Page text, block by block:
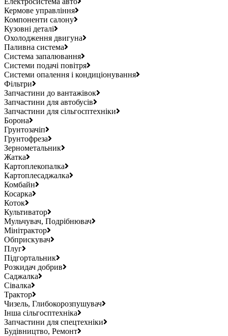
Кермове управління
Компоненти салону
Кузовні деталі
Охолодження двигуна
Паливна система
Система запалювання
Системи подачі повітря
Системи опалення і кондиціонування
Фільтри
Запчастини до вантажівок
Запчастини для автобусів
Запчастини для сільгосптехніки
Борона
Грунтозачіп
Грунтофреза
Зернометальник
Жатка
Картоплекопалка
Картоплесаджалка
Комбайн
Косарка
Коток
Культиватор
Мульчувач, Подрібнювач
Мінітрактор
Обприскувач
Плуг
Підгортальник
Розкидач добрив
Саджалка
Сівалка
Трактор
Чизель, Глибокорозпушувач
Інша сільгосптехніка
Запчастини для спецтехніки
Будівництво, Ремонт